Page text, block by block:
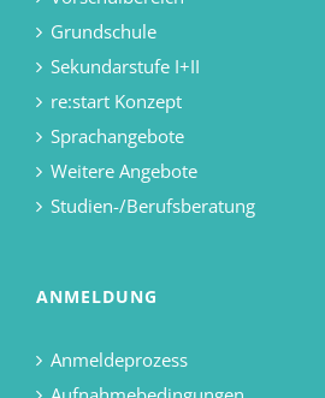
Grundschule
Sekundarstufe I+II
re:start Konzept
Sprachangebote
Weitere Angebote
Studien-/Berufsberatung
ANMELDUNG
Anmeldeprozess